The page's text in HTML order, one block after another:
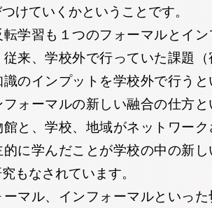
けていくかということです。
学習も１つのフォーマルとイ
来、学校外で行っていた課題
のインプットを学校外で行う
ォーマルの新しい融合の仕方
と、学校、地域がネットワー
に学んだことが学校の中の新
もなされています。
マル、インフォーマルといっ